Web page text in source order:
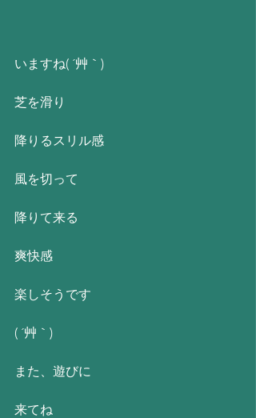
いますね( ´艸｀)
芝を滑り
降りるスリル感
風を切って
降りて来る
爽快感
楽しそうです
( ´艸｀)
また、遊びに
来てね